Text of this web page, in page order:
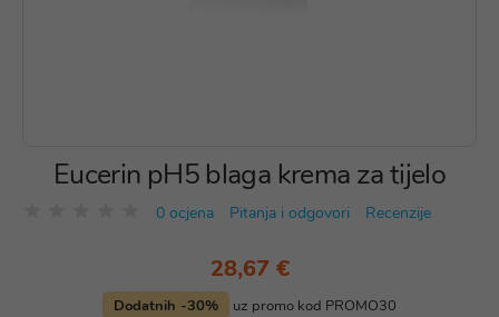
Eucerin pH5 blaga krema za tijelo
0 ocjena Pitanja i odgovori Recenzije
28,67 €
Dodatnih -30% uz promo kod PROMO30